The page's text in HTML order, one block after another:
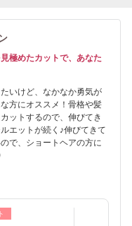
極めたカットで、あなた
いけど、なかなか勇気が
方にオススメ！骨格や髪
ットするので、伸びてき
エットが続く♪伸びてきて
で、ショートヘアの方に